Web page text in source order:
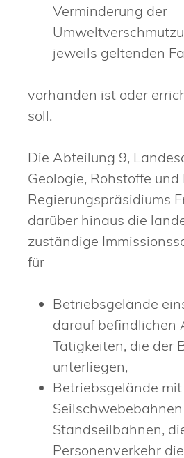
Verminderung der
jeweils geltenden
vorhanden ist oder
soll.
Die Abteilung 9,
Geologie, Rohstoffe
Regierungspräsidiums
darüber hinaus die
zuständige
für
Betriebsgelände
darauf befindlichen
Tätigkeiten, die der
unterliegen,
Betriebsgelände mit
Standseilbahnen,
Personenverkehr